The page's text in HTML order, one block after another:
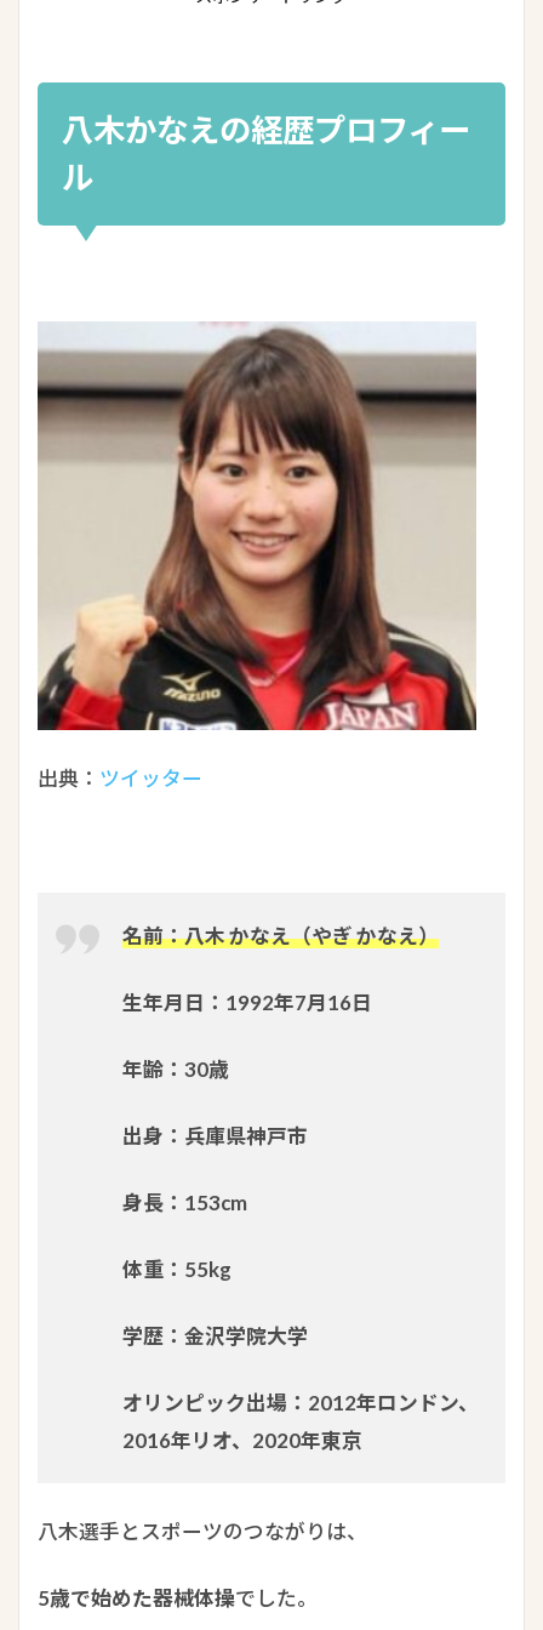
八木かなえの経歴プロフィー
ル
出典： ツイッター
名前：八木 かなえ（やぎ かなえ）
生年月日：1992年7月16日
年齢：30歳
出身：兵庫県神戸市
身長：153cm
体重：55kg
学歴：金沢学院大学
オリンピック出場：2012年ロンドン、
2016年リオ、2020年東京
八木選手とスポーツのつながりは、
5歳で始めた器械体操でした。